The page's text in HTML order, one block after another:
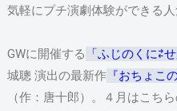
気軽にプチ演劇体験ができる
GWに開催する 「ふじのくに⇄
城聰 演出の最新作『おちょこ
（作：唐十郎）。４月はこち